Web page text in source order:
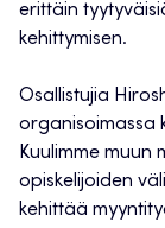
erittäin
kehittymisen.
Osallistujia
organisoimassa
Kuulimme muun
opiskelijoiden
kehittää